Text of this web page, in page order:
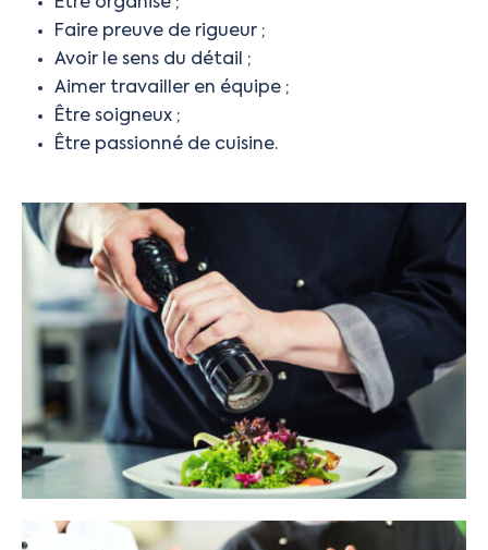
Être organisé ;
Faire preuve de rigueur ;
Avoir le sens du détail ;
Aimer travailler en équipe ;
Être soigneux ;
Être passionné de cuisine.